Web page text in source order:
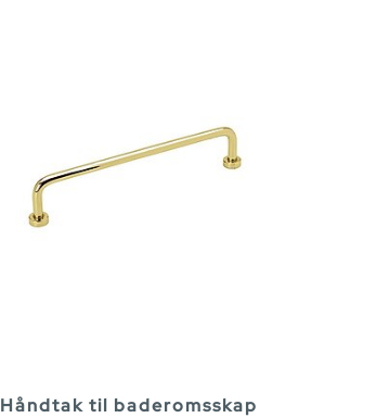
Håndtak til baderomsskap